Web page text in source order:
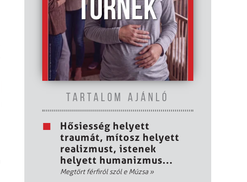
TARTALOM AJÁNLÓ
Hősiesség helyett
traumát, mítosz helyett
realizmust, istenek
helyett humanizmus...
Megtört férfiról szól e Múzsa»